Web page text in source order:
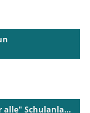
Offene Probe "Schnuppern für alle" Schulanlage Schönau Thun